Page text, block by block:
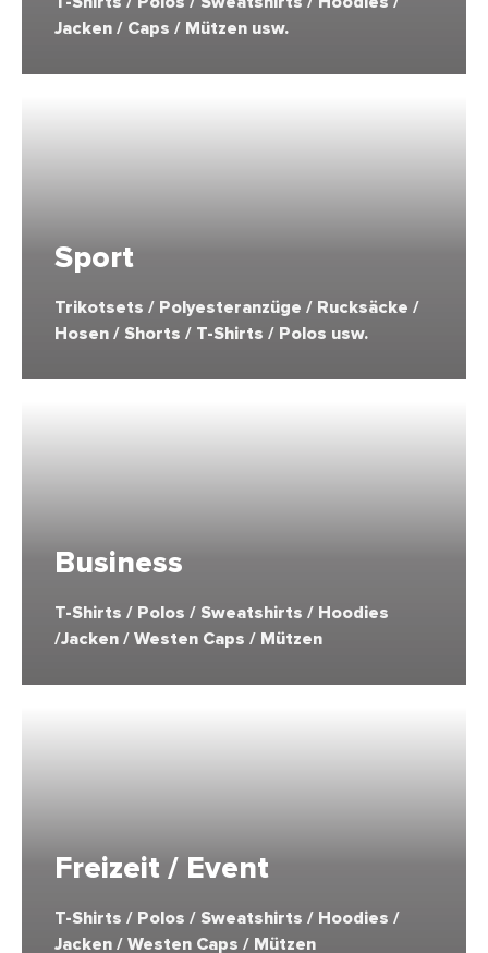
Jacken / Caps / Mützen usw.
Sport
Trikotsets / Polyesteranzüge / Rucksäcke /
Hosen / Shorts / T-Shirts / Polos usw.
Business
T-Shirts / Polos / Sweatshirts / Hoodies
/Jacken / Westen Caps / Mützen
Freizeit / Event
T-Shirts / Polos / Sweatshirts / Hoodies /
Jacken / Westen Caps / Mützen